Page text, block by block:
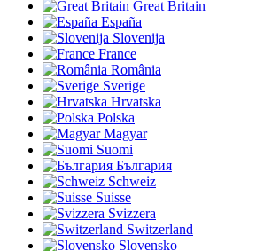
Great Britain
España
Slovenija
France
România
Sverige
Hrvatska
Polska
Magyar
Suomi
България
Schweiz
Suisse
Svizzera
Switzerland
Slovensko